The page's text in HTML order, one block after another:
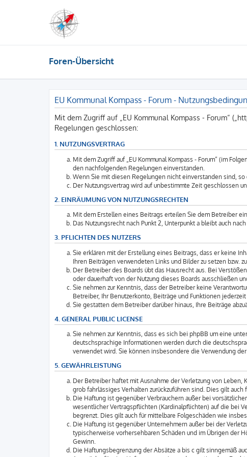
Foren-Übersicht
EU Kommunal Kompass - Forum -
Mit dem Zugriff auf „EU Kommunal Kompass - Forum“
Regelungen geschlossen:
1. NUTZUNGSVERTRAG
Mit dem Zugriff auf „EU Kommunal Kompass - Forum“ (im
den nachfolgenden Regelungen einverstanden.
Wenn Sie mit diesen Regelungen nicht einverstanden sind,
Der Nutzungsvertrag wird auf unbestimmte Zeit geschlossen
2. EINRÄUMUNG VON NUTZUNGSRECHTEN
Mit dem Erstellen eines Beitrags erteilen Sie dem Betreiber
Das Nutzungsrecht nach Punkt 2, Unterpunkt a bleibt auch
3. PFLICHTEN DES NUTZERS
Sie erklären mit der Erstellung eines Beitrags, dass er keine
Ihren Beiträgen verwendeten Links und Bilder zu setzen bzw.
Der Betreiber des Boards übt das Hausrecht aus. Bei
oder dauerhaft von der Nutzung dieses Boards ausschließen
Sie nehmen zur Kenntnis, dass der Betreiber keine
Betreiber, Ihr Benutzerkonto, Beiträge und Funktionen jederzeit
Sie gestatten dem Betreiber darüber hinaus, Ihre Beiträge
4. GENERAL PUBLIC LICENSE
Sie nehmen zur Kenntnis, dass es sich bei phpBB um eine
deutschsprachige Informationen werden durch die
verwendet wird. Sie können insbesondere die Verwendung
5. GEWÄHRLEISTUNG
Der Betreiber haftet mit Ausnahme der Verletzung von
grob fahrlässiges Verhalten zurückzuführen sind. Dies gilt
Die Haftung ist gegenüber Verbrauchern außer bei
wesentlicher Vertragspflichten (Kardinalpflichten) auf die bei
begrenzt. Dies gilt auch für mittelbare Folgeschäden wie
Die Haftung ist gegenüber Unternehmern außer bei der
typischerweise vorhersehbaren Schäden und im Übrigen der
Gewinn.
Die Haftungsbegrenzung der Absätze a bis c gilt sinngemäß